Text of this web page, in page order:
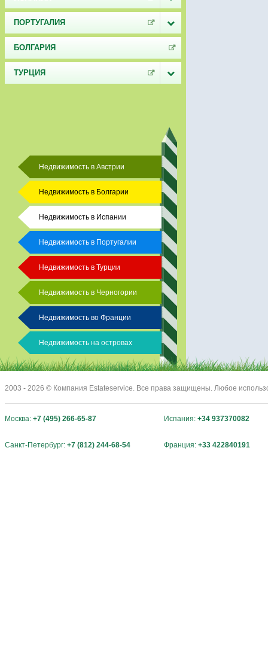
ПОРТУГАЛИЯ
БОЛГАРИЯ
ТУРЦИЯ
Недвижимость в Австрии
Недвижимость в Болгарии
Недвижимость в Испании
Недвижимость в Португалии
Недвижимость в Турции
Недвижимость в Черногории
Недвижимость во Франции
Недвижимость на островах
2003 - 2026 © Компания Estateservice. Все права защищены. Любое
Москва: +7 (495) 266-65-87 Испания: +34 937370082
Санкт-Петербург: +7 (812) 244-68-54 Франция: +33 422840191